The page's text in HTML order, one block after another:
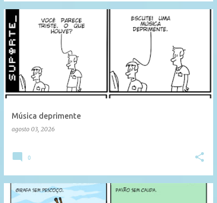
Música deprimente
agosto 03, 2026
0